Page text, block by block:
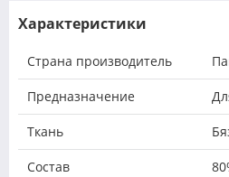
Характеристики
Страна производитель
Предназначение
Ткань
Состав